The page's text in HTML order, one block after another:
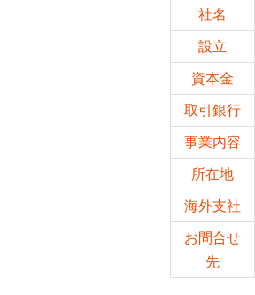
社名
設立
資本金
取引銀行
事業内容
所在地
海外支社
お問合せ
先